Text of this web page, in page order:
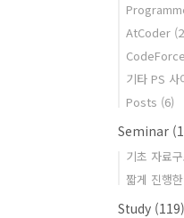
AtCoder
기타 PS 사
Posts (6)
Seminar
기초 자료
짧게 진행
Study (119)